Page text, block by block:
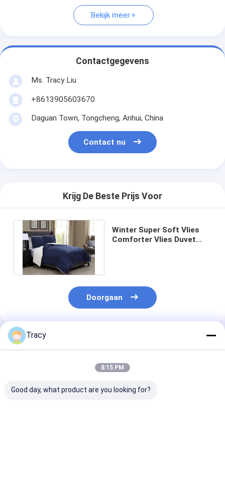
Bekijk meer
Contactgegevens
Ms. Tracy Liu
+8613905603670
Daguan Town, Tongcheng, Anhui, China
Contact nu
Krijg De Beste Prijs Voor
Winter Super Soft Vlies
Comforter Vlies Duvet
Doorgaan
Geadviseerde Producten
Tracy
8:15 PM
Good day, what product are you looking for?